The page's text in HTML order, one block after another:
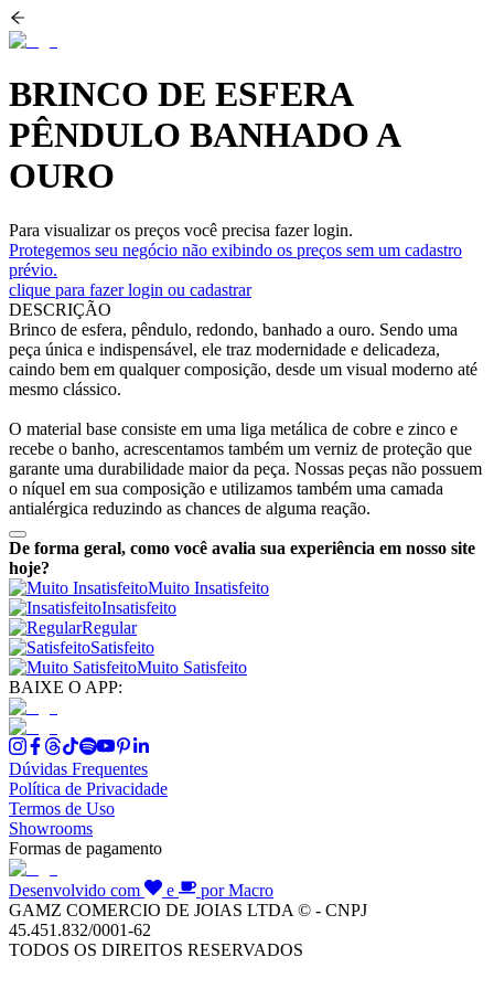
BRINCO DE ESFERA
PÊNDULO BANHADO A
OURO
Para visualizar os preços você precisa fazer login.
Protegemos seu negócio não exibindo os preços sem um cadastro
prévio.
clique para fazer login ou cadastrar
DESCRIÇÃO
Brinco de esfera, pêndulo, redondo, banhado a ouro. Sendo uma
peça única e indispensável, ele traz modernidade e delicadeza,
caindo bem em qualquer composição, desde um visual moderno até
mesmo clássico.
O material base consiste em uma liga metálica de cobre e zinco e
recebe o banho, acrescentamos também um verniz de proteção que
garante uma durabilidade maior da peça. Nossas peças não possuem
o níquel em sua composição e utilizamos também uma camada
antialérgica reduzindo as chances de alguma reação.
De forma geral, como você avalia sua experiência em nosso site
hoje?
Muito Insatisfeito
Insatisfeito
Regular
Satisfeito
Muito Satisfeito
BAIXE O APP:
Dúvidas Frequentes
Política de Privacidade
Termos de Uso
Showrooms
Formas de pagamento
Desenvolvido com e
por Macro
GAMZ COMERCIO DE JOIAS LTDA © - CNPJ
45.451.832/0001-62
TODOS OS DIREITOS RESERVADOS